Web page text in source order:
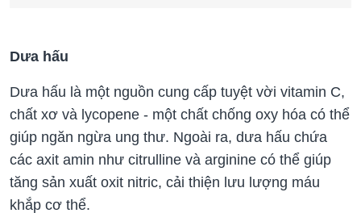
Dưa hấu
Dưa hấu là một nguồn cung cấp tuyệt vời vitamin C,
chất xơ và lycopene - một chất chống oxy hóa có thể
giúp ngăn ngừa ung thư. Ngoài ra, dưa hấu chứa
các axit amin như citrulline và arginine có thể giúp
tăng sản xuất oxit nitric, cải thiện lưu lượng máu
khắp cơ thể.